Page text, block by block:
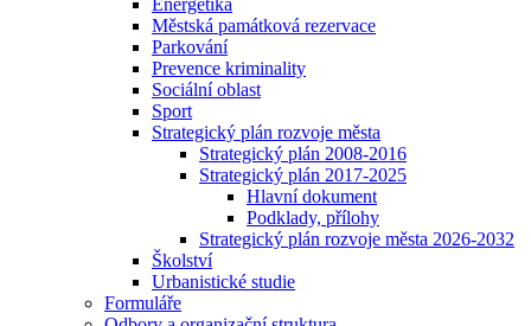
Energetika
Městská památková rezervace
Parkování
Prevence kriminality
Sociální oblast
Sport
Strategický plán rozvoje města
Strategický plán 2008-2016
Strategický plán 2017-2025
Hlavní dokument
Podklady, přílohy
Strategický plán rozvoje města 2026-2032
Školství
Urbanistické studie
Formuláře